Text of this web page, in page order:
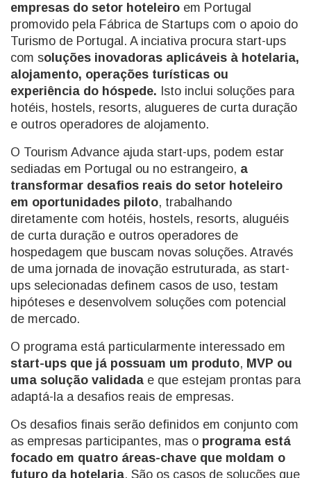
empresas do setor hoteleiro em Portugal
promovido pela Fábrica de Startups com o apoio do
Turismo de Portugal. A inciativa procura start-ups
com soluções inovadoras aplicáveis ​​à hotelaria,
alojamento, operações turísticas ou
experiência do hóspede. Isto inclui soluções para
hotéis, hostels, resorts, alugueres de curta duração
e outros operadores de alojamento.
O Tourism Advance ajuda start-ups, podem estar
sediadas em Portugal ou no estrangeiro, a
transformar desafios reais do setor hoteleiro
em oportunidades piloto, trabalhando
diretamente com hotéis, hostels, resorts, aluguéis
de curta duração e outros operadores de
hospedagem que buscam novas soluções. Através
de uma jornada de inovação estruturada, as start-
ups selecionadas definem casos de uso, testam
hipóteses e desenvolvem soluções com potencial
de mercado.
O programa está particularmente interessado ​​em
start-ups que já possuam um produto, MVP ou
uma solução validada e que estejam prontas para
adaptá-la a desafios reais de empresas.
Os desafios finais serão definidos em conjunto com
as empresas participantes, mas o programa está
focado em quatro áreas-chave que moldam o
futuro da hotelaria. São os casos de soluções que